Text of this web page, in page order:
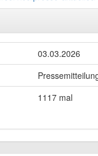
03.03.2026
1117 mal